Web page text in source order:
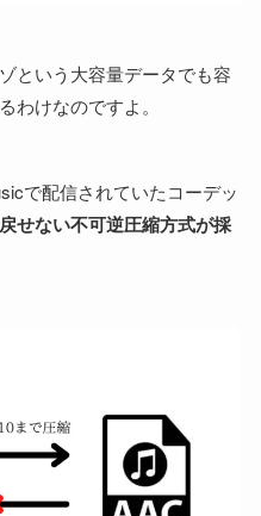
という大容量データでも容
わけなのですよ。
で配信されていたコーデッ
せない不可逆圧縮方式が採